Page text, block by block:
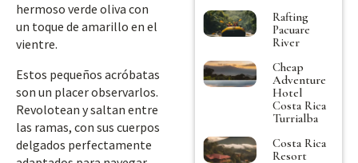
hermoso verde oliva con
un toque de amarillo en el
vientre.
Estos pequeños acróbatas
son un placer observarlos.
Revolotean y saltan entre
las ramas, con sus cuerpos
delgados perfectamente
Rafting
Pacuare
River
Cheap
Adventure
Hotel
Costa Rica
Turrialba
Costa Rica
Resort